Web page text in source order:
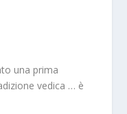
una prima
vedica … è